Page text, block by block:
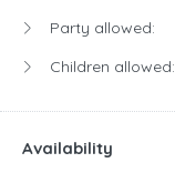
Party allowed:
Children allowed:
Availability